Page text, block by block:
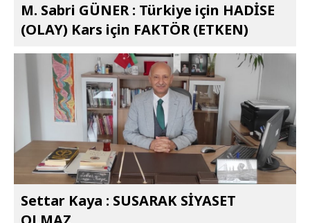
M. Sabri GÜNER : Türkiye için HADİSE
(OLAY) Kars için FAKTÖR (ETKEN)
Settar Kaya : SUSARAK SİYASET